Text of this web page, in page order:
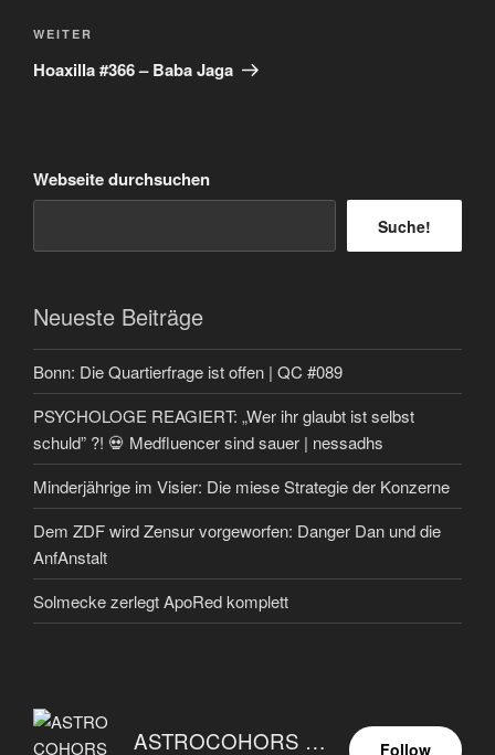
Nächster
Beitrag
WEITER
Hoaxilla #366 – Baba Jaga
Webseite durchsuchen
Suche!
Neueste Beiträge
Bonn: Die Quartierfrage ist offen | QC #089
PSYCHOLOGE REAGIERT: „Wer ihr glaubt ist selbst
schuld” ?! 💀 Medfluencer sind sauer | nessadhs
Minderjährige im Visier: Die miese Strategie der Konzerne
Dem ZDF wird Zensur vorgeworfen: Danger Dan und die
AnfAnstalt
Solmecke zerlegt ApoRed komplett
ASTROCOHORS EUNOIA ULTIMA Follow